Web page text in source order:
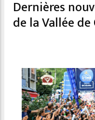
Dernières
de la Vallée